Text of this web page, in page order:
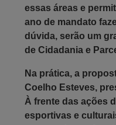
essas áreas e
ano de mandato
dúvida, serão um
de Cidadania e
Na prática, a
Coelho Esteves,
À frente das ações
esportivas e